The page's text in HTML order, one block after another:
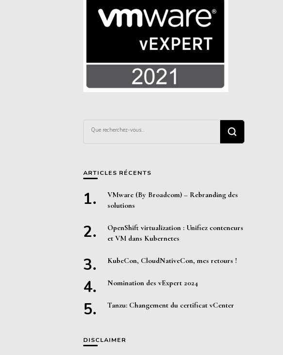
recherchiez
quelque
ARTICLES RÉCENTS
VMware (By Broadcom) – Rebranding des
solutions
OpenShift virtualization : Unifiez conteneurs
et VM dans Kubernetes
KubeCon, CloudNativeCon, mes retours !
Nomination des vExpert 2024
Tanzu: Changement du certificat vCenter
DISCLAIMER